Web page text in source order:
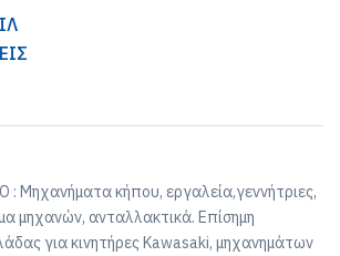
Μηχανήματα κήπου, εργαλεία,γεννήτριες,
μηχανών, ανταλλακτικά. Επίσημη
για κινητήρες Kawasaki, μηχανημάτων